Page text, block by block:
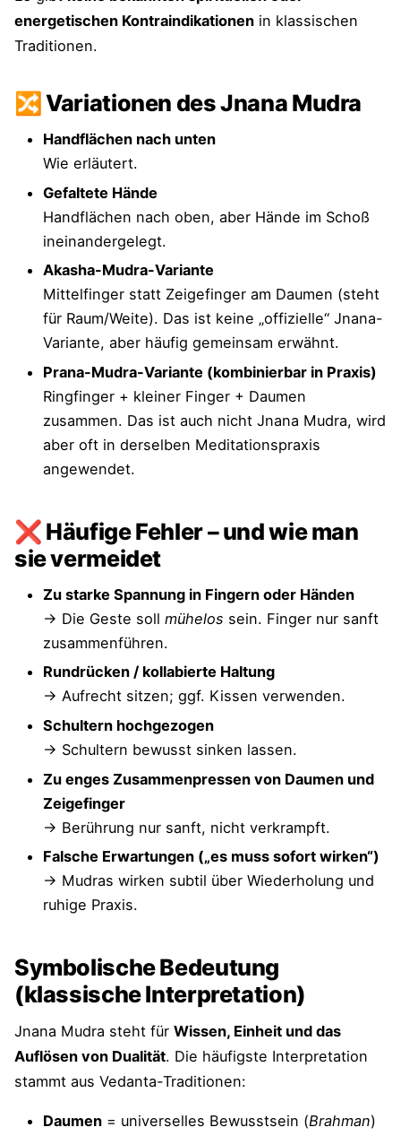
energetischen Kontraindikationen in klassischen
Traditionen.
🔀 Variationen des Jnana Mudra
Handflächen nach unten
Wie erläutert.
Gefaltete Hände
Handflächen nach oben, aber Hände im Schoß
ineinandergelegt.
Akasha-Mudra-Variante
Mittelfinger statt Zeigefinger am Daumen (steht
für Raum/Weite). Das ist keine „offizielle“ Jnana-
Variante, aber häufig gemeinsam erwähnt.
Prana-Mudra-Variante (kombinierbar in Praxis)
Ringfinger + kleiner Finger + Daumen
zusammen. Das ist auch nicht Jnana Mudra, wird
aber oft in derselben Meditationspraxis
angewendet.
❌ Häufige Fehler – und wie man
sie vermeidet
Zu starke Spannung in Fingern oder Händen
→ Die Geste soll mühelos sein. Finger nur sanft
zusammenführen.
Rundrücken / kollabierte Haltung
→ Aufrecht sitzen; ggf. Kissen verwenden.
Schultern hochgezogen
→ Schultern bewusst sinken lassen.
Zu enges Zusammenpressen von Daumen und
Zeigefinger
→ Berührung nur sanft, nicht verkrampft.
Falsche Erwartungen („es muss sofort wirken“)
→ Mudras wirken subtil über Wiederholung und
ruhige Praxis.
Symbolische Bedeutung
(klassische Interpretation)
Jnana Mudra steht für Wissen, Einheit und das
Auflösen von Dualität. Die häufigste Interpretation
stammt aus Vedanta-Traditionen:
Daumen = universelles Bewusstsein (Brahman)